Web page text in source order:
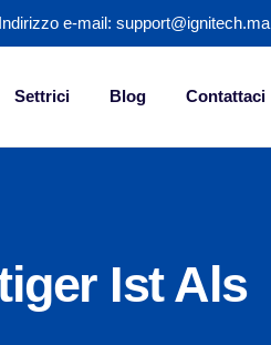
Indirizzo e-mail: support@ignitech.ma
Settrici Blog Contattaci
Ist Als